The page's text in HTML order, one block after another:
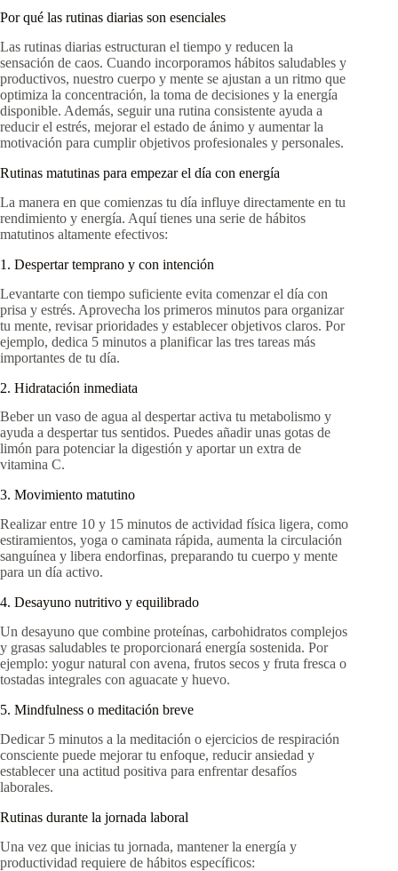
Por qué las rutinas diarias son esenciales
Las rutinas diarias estructuran el tiempo y reducen la
sensación de caos. Cuando incorporamos hábitos saludables y
productivos, nuestro cuerpo y mente se ajustan a un ritmo que
optimiza la concentración, la toma de decisiones y la energía
disponible. Además, seguir una rutina consistente ayuda a
reducir el estrés, mejorar el estado de ánimo y aumentar la
motivación para cumplir objetivos profesionales y personales.
Rutinas matutinas para empezar el día con energía
La manera en que comienzas tu día influye directamente en tu
rendimiento y energía. Aquí tienes una serie de hábitos
matutinos altamente efectivos:
1. Despertar temprano y con intención
Levantarte con tiempo suficiente evita comenzar el día con
prisa y estrés. Aprovecha los primeros minutos para organizar
tu mente, revisar prioridades y establecer objetivos claros. Por
ejemplo, dedica 5 minutos a planificar las tres tareas más
importantes de tu día.
2. Hidratación inmediata
Beber un vaso de agua al despertar activa tu metabolismo y
ayuda a despertar tus sentidos. Puedes añadir unas gotas de
limón para potenciar la digestión y aportar un extra de
vitamina C.
3. Movimiento matutino
Realizar entre 10 y 15 minutos de actividad física ligera, como
estiramientos, yoga o caminata rápida, aumenta la circulación
sanguínea y libera endorfinas, preparando tu cuerpo y mente
para un día activo.
4. Desayuno nutritivo y equilibrado
Un desayuno que combine proteínas, carbohidratos complejos
y grasas saludables te proporcionará energía sostenida. Por
ejemplo: yogur natural con avena, frutos secos y fruta fresca o
tostadas integrales con aguacate y huevo.
5. Mindfulness o meditación breve
Dedicar 5 minutos a la meditación o ejercicios de respiración
consciente puede mejorar tu enfoque, reducir ansiedad y
establecer una actitud positiva para enfrentar desafíos
laborales.
Rutinas durante la jornada laboral
Una vez que inicias tu jornada, mantener la energía y
productividad requiere de hábitos específicos: